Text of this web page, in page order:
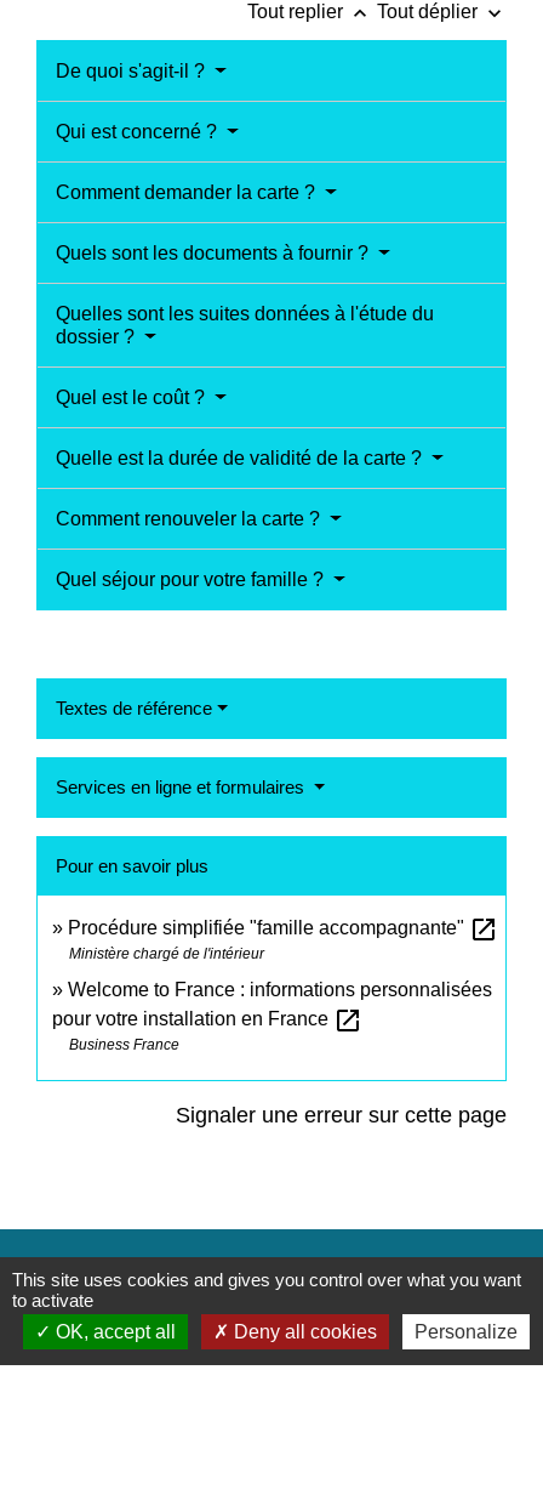
Tout replier keyboard_arrow_up Tout déplier keyboard_arrow_down
De quoi s'agit-il ?
Qui est concerné ?
Comment demander la carte ?
Quels sont les documents à fournir ?
Quelles sont les suites données à l'étude du
dossier ?
Quel est le coût ?
Quelle est la durée de validité de la carte ?
Comment renouveler la carte ?
Quel séjour pour votre famille ?
Textes de référence
Services en ligne et formulaires
Pour en savoir plus
Procédure simplifiée "famille accompagnante" open_in_new
Ministère chargé de l'intérieur
Welcome to France : informations personnalisées
pour votre installation en France open_in_new
Business France
Signaler une erreur sur cette page
Commune de Saint-Mesmes
12 rue de Richebourg
77410 Saint-Mesmes - FRANCE
This site uses cookies and gives you control over what you want
to activate
OK, accept all
Deny all cookies Personalize